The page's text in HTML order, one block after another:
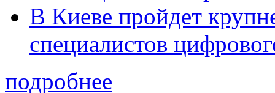
В Киеве пройдет
специалистов
подробнее